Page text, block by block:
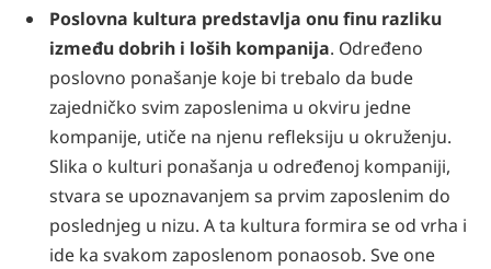
Poslovna kultura predstavlja onu finu razliku
između dobrih i loših kompanija. Određeno
poslovno ponašanje koje bi trebalo da bude
zajedničko svim zaposlenima u okviru jedne
kompanije, utiče na njenu refleksiju u okruženju.
Slika o kulturi ponašanja u određenoj kompaniji,
stvara se upoznavanjem sa prvim zaposlenim do
poslednjeg u nizu. A ta kultura formira se od vrha i
ide ka svakom zaposlenom ponaosob. Sve one